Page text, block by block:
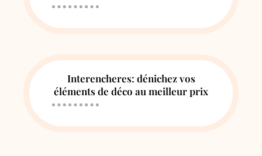
Interencheres: dénichez vos
éléments de déco au meilleur prix